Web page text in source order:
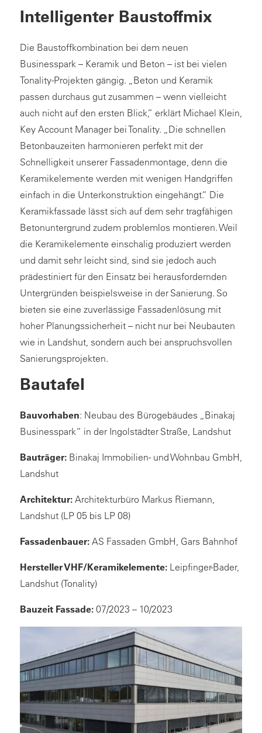
Intelligenter Baustoffmix
Die Baustoffkombination bei dem neuen
Businesspark – Keramik und Beton – ist bei vielen
Tonality-Projekten gängig. „Beton und Keramik
passen durchaus gut zusammen – wenn vielleicht
auch nicht auf den ersten Blick,“ erklärt Michael Klein,
Key Account Manager bei Tonality. „Die schnellen
Betonbauzeiten harmonieren perfekt mit der
Schnelligkeit unserer Fassadenmontage, denn die
Keramikelemente werden mit wenigen Handgriffen
einfach in die Unterkonstruktion eingehängt.“ Die
Keramikfassade lässt sich auf dem sehr tragfähigen
Betonuntergrund zudem problemlos montieren. Weil
die Keramikelemente einschalig produziert werden
und damit sehr leicht sind, sind sie jedoch auch
prädestiniert für den Einsatz bei herausfordernden
Untergründen beispielsweise in der Sanierung. So
bieten sie eine zuverlässige Fassadenlösung mit
hoher Planungssicherheit – nicht nur bei Neubauten
wie in Landshut, sondern auch bei anspruchsvollen
Sanierungsprojekten.
Bautafel
Bauvorhaben: Neubau des Bürogebäudes „Binakaj
Businesspark“ in der Ingolstädter Straße, Landshut
Bauträger: Binakaj Immobilien- und Wohnbau GmbH,
Landshut
Architektur: Architekturbüro Markus Riemann,
Landshut (LP 05 bis LP 08)
Fassadenbauer: AS Fassaden GmbH, Gars Bahnhof
Hersteller VHF/Keramikelemente: Leipfinger-Bader,
Landshut (Tonality)
Bauzeit Fassade: 07/2023 – 10/2023